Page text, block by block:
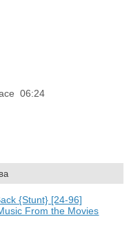
06:24
{Stunt} [24-96]
From the Movies